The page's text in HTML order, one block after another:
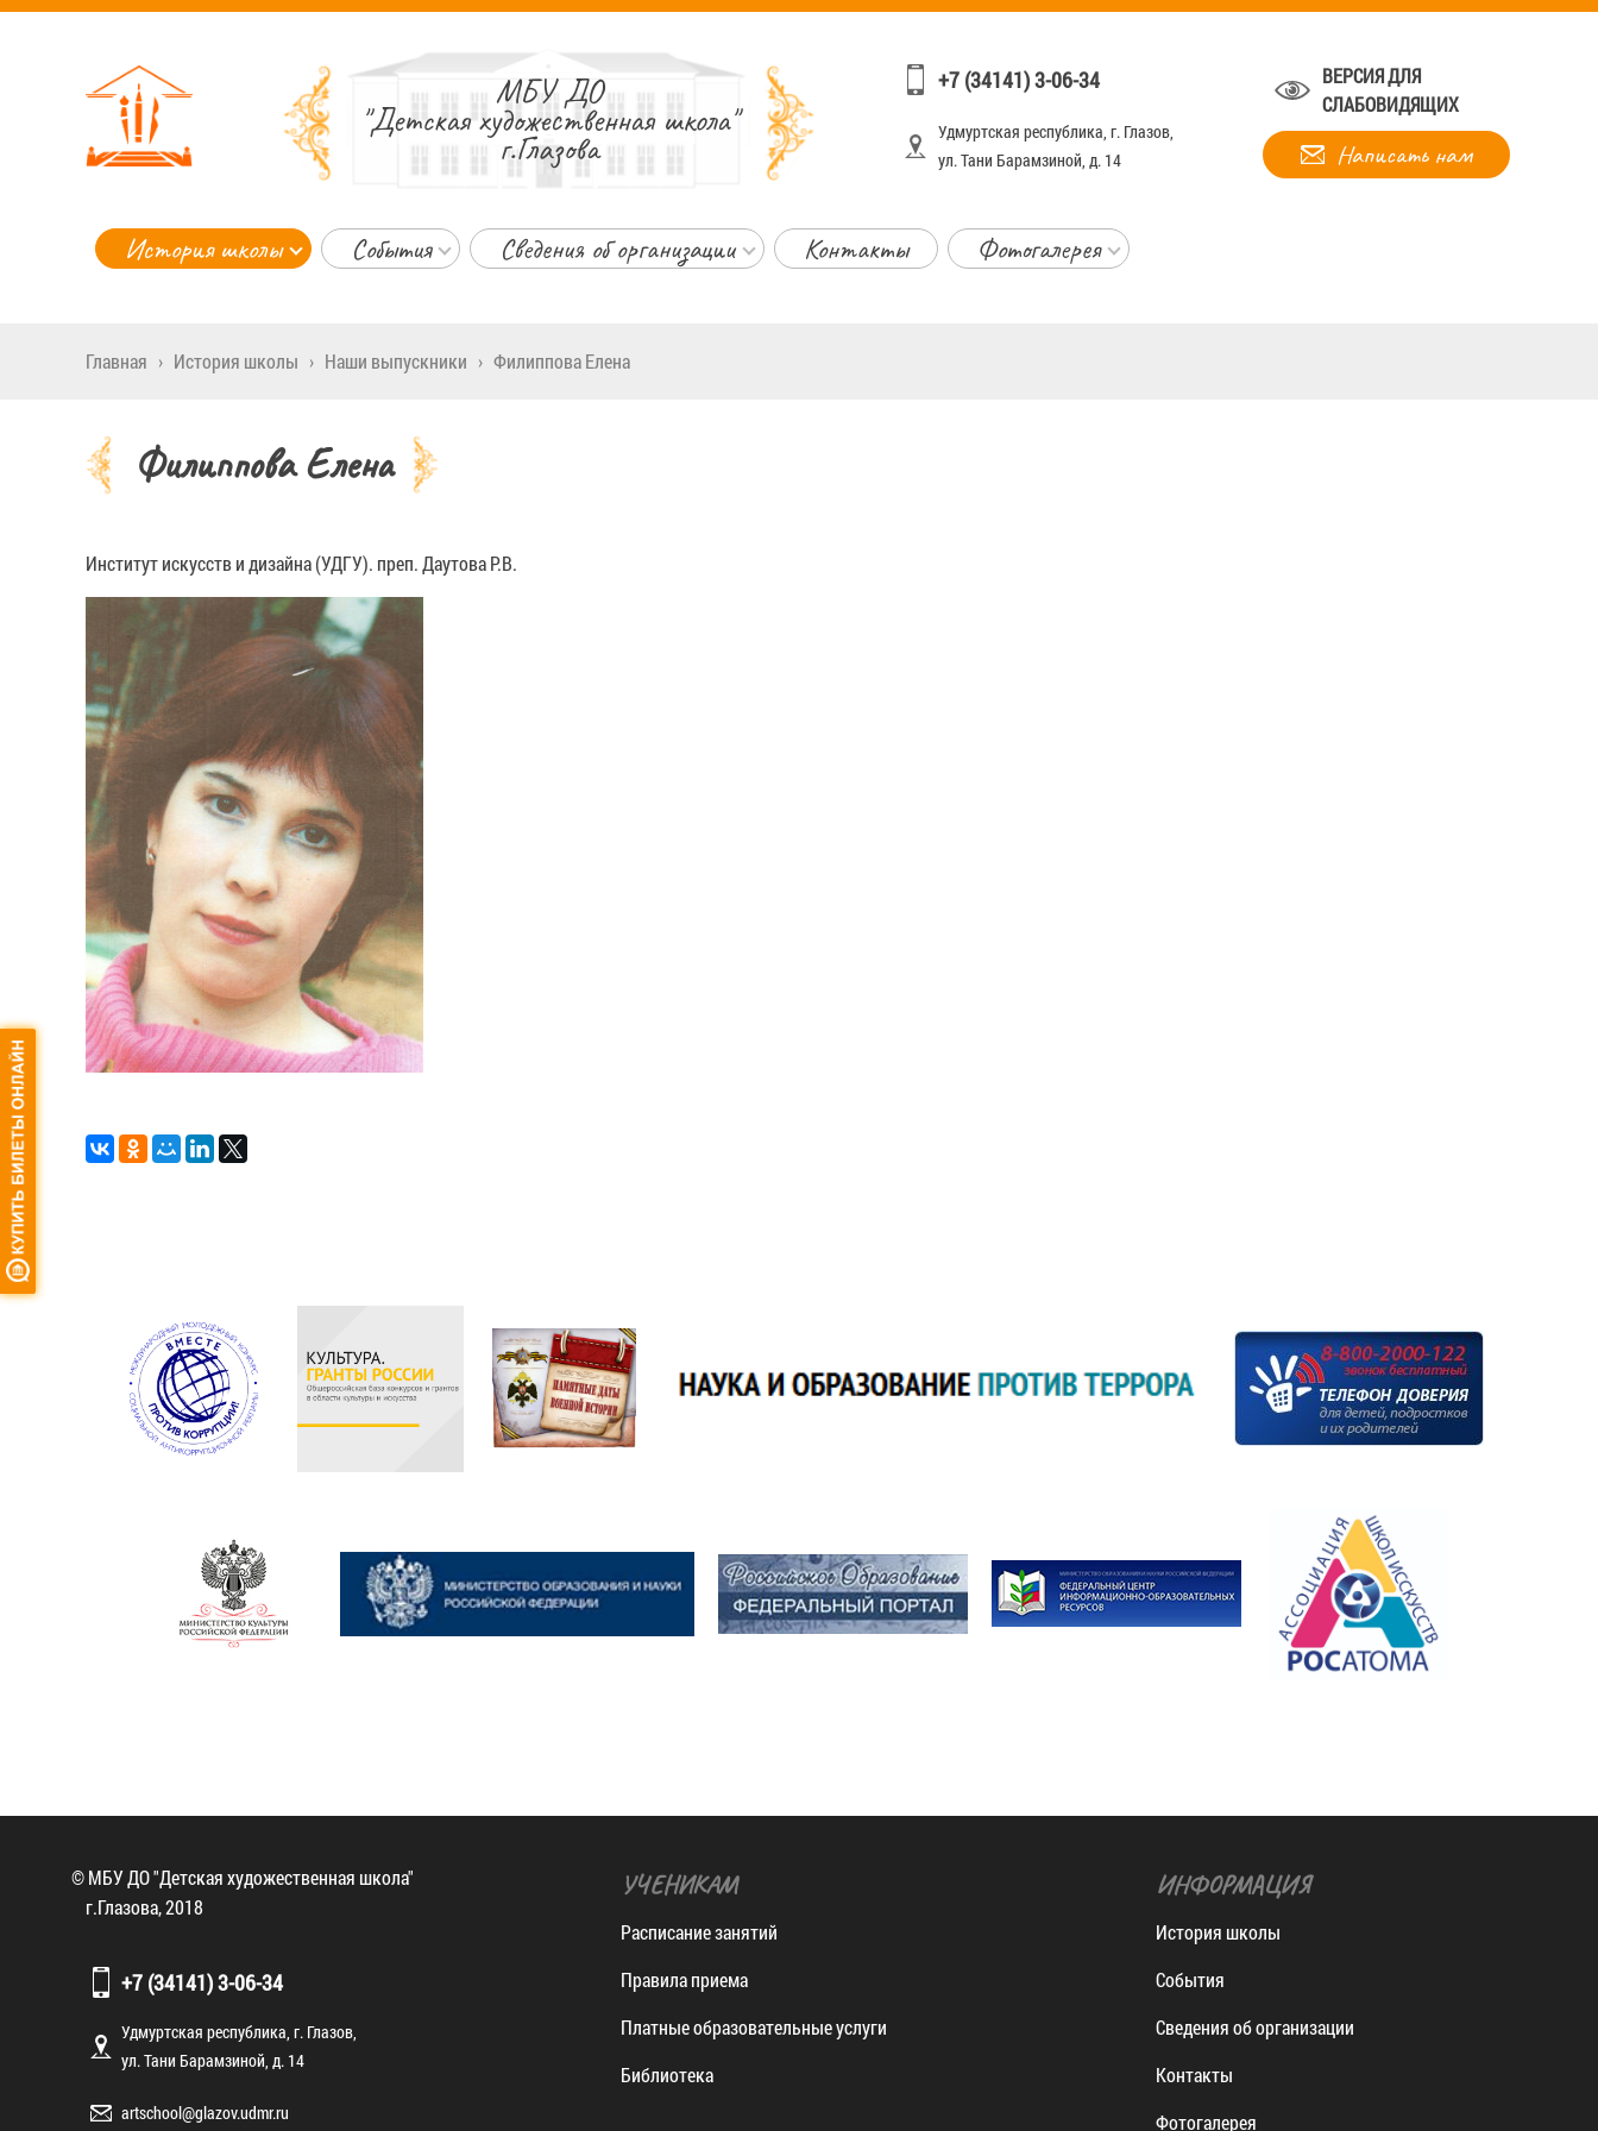
МБУ ДО
"Детская художественная школа"
г.Глазова
+7 (34141) 3-06-34
Удмуртская республика, г. Глазов,
ул. Тани Барамзиной, д. 14
ВЕРСИЯ ДЛЯ
СЛАБОВИДЯЩИХ
Написать нам
История школы События Сведения об организации Контакты Фотогалерея
Главная › История школы › Наши выпускники › Филиппова Елена
Филиппова Елена
Институт искусств и дизайна (УДГУ). преп. Даутова Р.В.
© МБУ ДО "Детская художественная школа"
г.Глазова, 2018
+7 (34141) 3-06-34
Удмуртская республика, г. Глазов,
ул. Тани Барамзиной, д. 14
artschool@glazov.udmr.ru
УЧЕНИКАМ
Расписание занятий
Правила приема
Платные образовательные услуги
Библиотека
ИНФОРМАЦИЯ
История школы
События
Сведения об организации
Контакты
Фотогалерея